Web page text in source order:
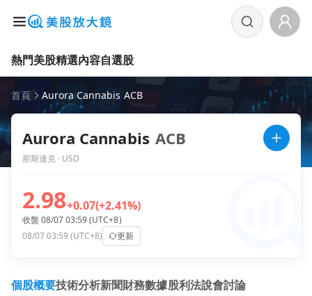
熱門美股精選內容自選股
首頁 Aurora Cannabis ACB
Aurora Cannabis ACB
那斯達克 · USD
2.98+0.07(+2.41%)
收盤 08/07 03:59 (UTC+8)
08/07 03:59 (UTC+8)
更新
個股概要技術分析新聞財務數據股利法說會討論